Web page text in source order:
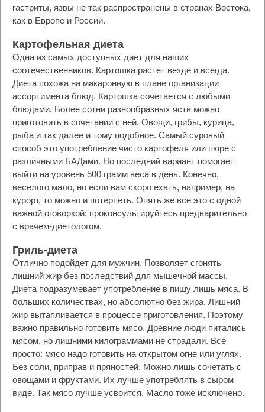
гастриты, язвы не так распространены в странах Востока,
как в Европе и России.
Картофельная диета
Одна из самых доступных диет для наших
соотечественников. Картошка растет везде и всегда.
Диета похожа на макаронную в плане организации
ассортимента блюд. Картошка сочетается с любыми
блюдами. Более сотни разнообразных яств можно
приготовить в сочетании с ней. Овощи, грибы, курица,
рыба и так далее и тому подобное. Самый суровый
способ это употребление чисто картофеля или пюре с
различными БАДами. Но последний вариант помогает
выйти на уровень 500 грамм веса в день. Конечно,
веселого мало, но если вам скоро ехать, например, на
курорт, то можно и потерпеть. Опять же все это с одной
важной оговоркой: проконсультируйтесь предварительно
с врачем-диетологом.
Гриль-диета
Отлично подойдет для мужчин. Позволяет сгонять
лишний жир без последствий для мышечной массы.
Диета подразумевает употребление в пищу лишь мяса. В
больших количествах, но абсолютно без жира. Лишний
жир вытапливается в процессе приготовления. Поэтому
важно правильно готовить мясо. Древние люди питались
мясом, но лишними килограммами не страдали. Все
просто: мясо надо готовить на открытом огне или углях.
Без соли, приправ и пряностей. Можно лишь сочетать с
овощами и фруктами. Их лучше употреблять в сыром
виде. Так мясо лучше усвоится. Масло тоже исключено.